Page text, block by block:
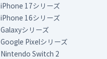
iPhone 17シリーズ
iPhone 16シリーズ
Galaxyシリーズ
Google Pixelシリーズ
Nintendo Switch 2